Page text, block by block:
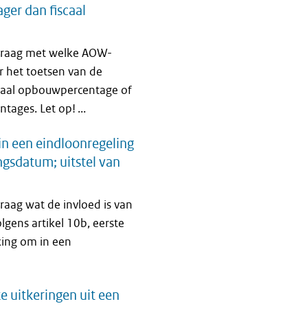
dan fiscaal
met welke AOW-
het toetsen van de
opbouwpercentage of
Let op! ...
een eindloonregeling
uitstel van
wat de invloed is van
artikel 10b, eerste
om in een
uitkeringen uit een